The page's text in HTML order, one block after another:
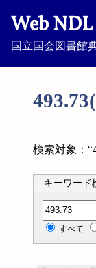
Web
国立国会図書館
検索対象：
キーワード
分類記号検
すべて